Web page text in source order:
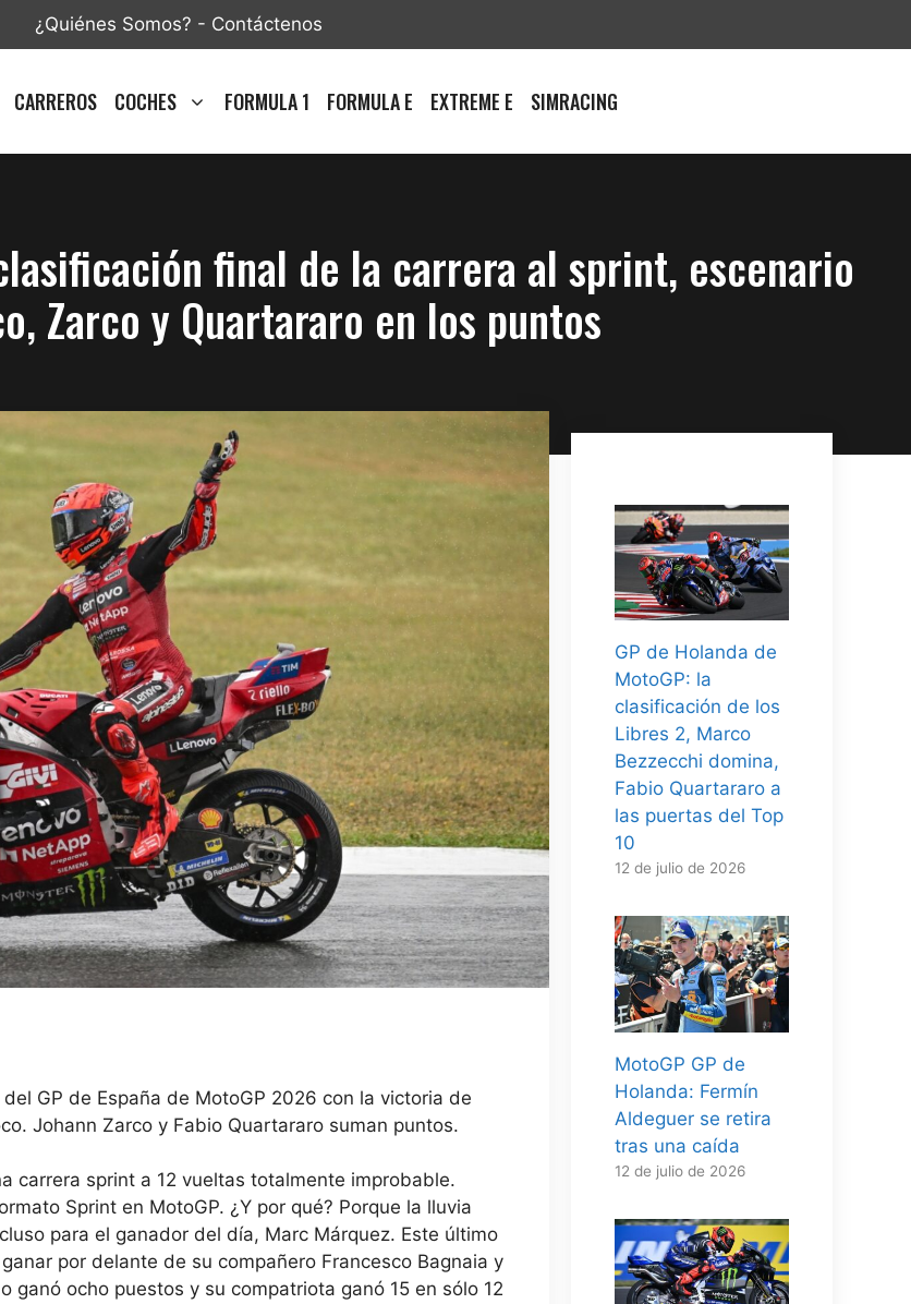
¿Quiénes Somos? - Contáctenos
CARREROS COCHES FORMULA 1 FORMULA E EXTREME E SIMRACING
final de la carrera al sprint, escenario
Zarco y Quartararo en los puntos
GP de España de MotoGP 2026 con la victoria de
Johann Zarco y Fabio Quartararo suman puntos.
carrera sprint a 12 vueltas totalmente improbable.
Sprint en MotoGP. ¿Y por qué? Porque la lluvia
para el ganador del día, Marc Márquez. Este último
por delante de su compañero Francesco Bagnaia y
ganó ocho puestos y su compatriota ganó 15 en sólo 12
GP de Holanda de
MotoGP: la
clasificación de los
Libres 2, Marco
Bezzecchi domina,
Fabio Quartararo a
las puertas del Top
10
12 de julio de 2026
MotoGP GP de
Holanda: Fermín
Aldeguer se retira
tras una caída
12 de julio de 2026